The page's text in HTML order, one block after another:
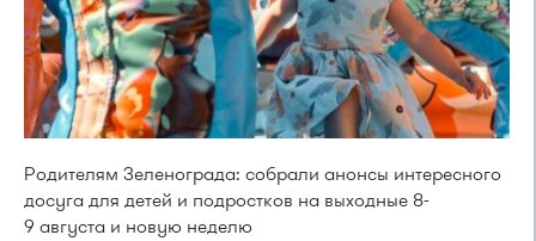
Родителям Зеленограда: собрали анонсы интересного
досуга для детей и подростков на выходные 8-
9 августа и новую неделю